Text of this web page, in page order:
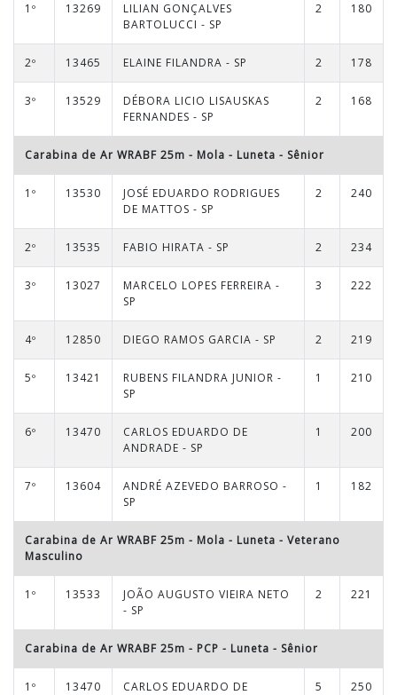
1º 13269
LILIAN GONÇALVES
BARTOLUCCI - SP
2 180
2º 13465 ELAINE FILANDRA - SP 2 178
3º 13529
DÉBORA LICIO LISAUSKAS
FERNANDES - SP
2 168
Carabina de Ar WRABF 25m - Mola - Luneta - Sênior
1º 13530
JOSÉ EDUARDO RODRIGUES
DE MATTOS - SP
2 240
2º 13535 FABIO HIRATA - SP 2 234
3º 13027
MARCELO LOPES FERREIRA -
SP
3 222
4º 12850 DIEGO RAMOS GARCIA - SP 2 219
5º 13421
RUBENS FILANDRA JUNIOR -
SP
1 210
6º 13470
CARLOS EDUARDO DE
ANDRADE - SP
1 200
7º 13604
ANDRÉ AZEVEDO BARROSO -
SP
1 182
Carabina de Ar WRABF 25m - Mola - Luneta - Veterano
Masculino
1º 13533
JOÃO AUGUSTO VIEIRA NETO
- SP
2 221
Carabina de Ar WRABF 25m - PCP - Luneta - Sênior
1º 13470 CARLOS EDUARDO DE 5 250